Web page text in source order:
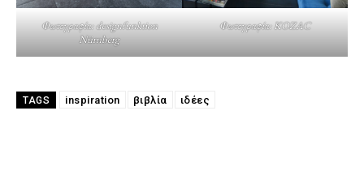
Φωτογραφία: designfunktion
Nürnberg
Φωτογραφία: KOZAC
TAGS inspiration βιβλία ιδέες